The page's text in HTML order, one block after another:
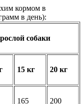
кормом в
в день):
собаки
15 кг 20 кг
165 200